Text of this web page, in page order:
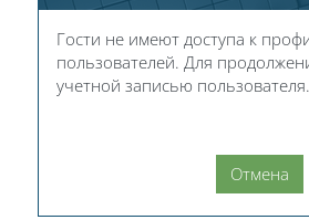
Гости не имеют доступа к
пользователей. Для
учетной записью пользователя.
Отмена